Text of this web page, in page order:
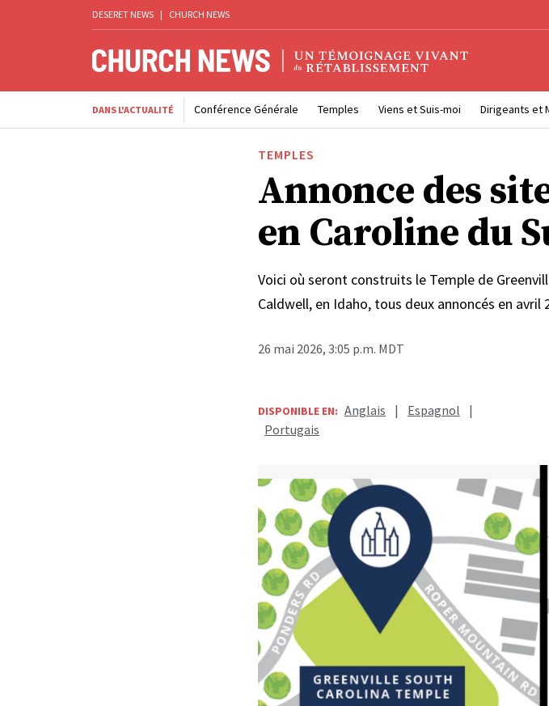
DESERET NEWS | CHURCH NEWS
DANS L'ACTUALITÉ Conférence Générale Temples Viens et Suis-moi Dirigeants et
TEMPLES
Annonce des
en Caroline du
Voici où seront construits le Temple de
Caldwell, en Idaho, tous deux annoncés en avril
26 mai 2026, 3:05 p.m. MDT
DISPONIBLE EN: Anglais | Espagnol
|
Portugais